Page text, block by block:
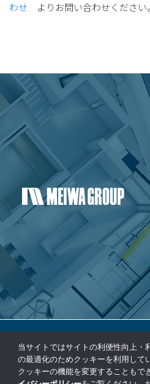
わせ よりお問い合わせください。
個人情報保護方針
コンプライアンス基本方針
当サイトではサイトの利便性向上・
の最適化のためクッキーを利用して
クッキーの機能を変更することもで